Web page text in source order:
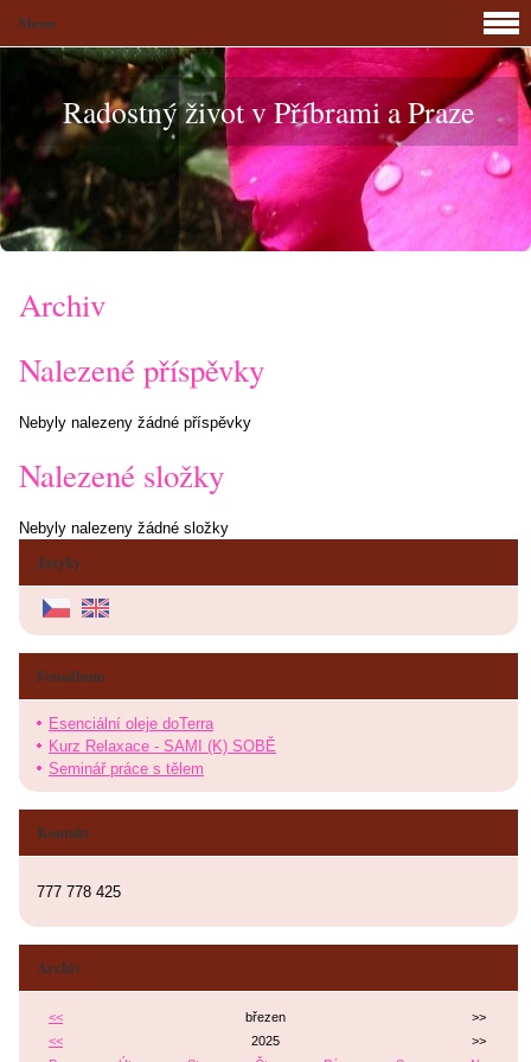
Radostný život v Příbrami a Praze
Archiv
Nalezené příspěvky
Nebyly nalezeny žádné příspěvky
Nalezené složky
Nebyly nalezeny žádné složky
Jazyky
Menu
Fotoalbum
Esenciální oleje doTerra
Kurz Relaxace - SAMI (K) SOBĚ
Seminář práce s tělem
Kontakt
777 778 425
Archiv
<< březen
>>
<<
2025
>>